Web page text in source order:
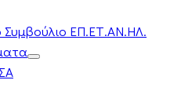
Συμβούλιο ΕΠ.ΕΤ.ΑΝ.ΗΛ.